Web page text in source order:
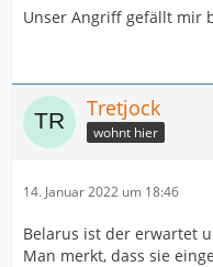
Unser Angriff gefällt mir
Tretjock
wohnt hier
14. Januar 2022 um 18:46
Belarus ist der erwartet
Man merkt, dass sie